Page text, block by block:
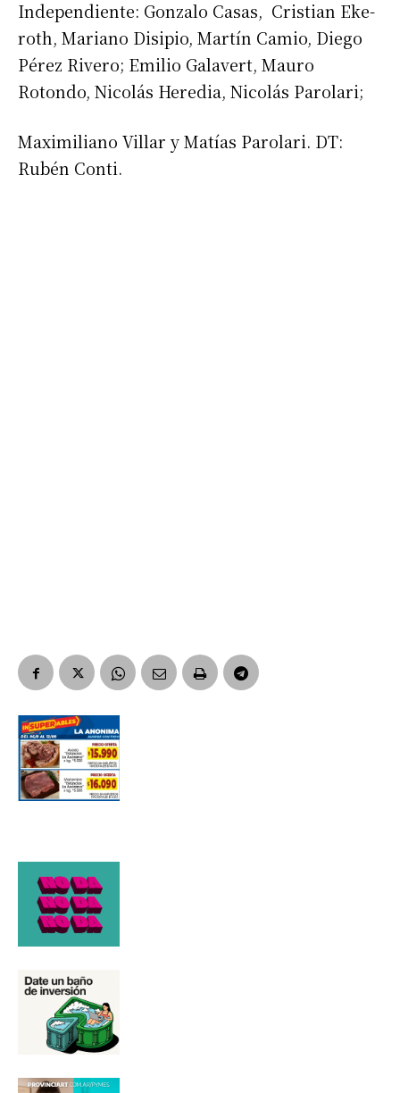
Suscribirme gratis
Independiente: Gonzalo Casas, Cristian Eke-
roth, Mariano Disipio, Martín Camio, Diego
Pérez Rivero; Emilio Galavert, Mauro
Rotondo, Nicolás Heredia, Nicolás Parolari;
Maximiliano Villar y Matías Parolari. DT:
Rubén Conti.